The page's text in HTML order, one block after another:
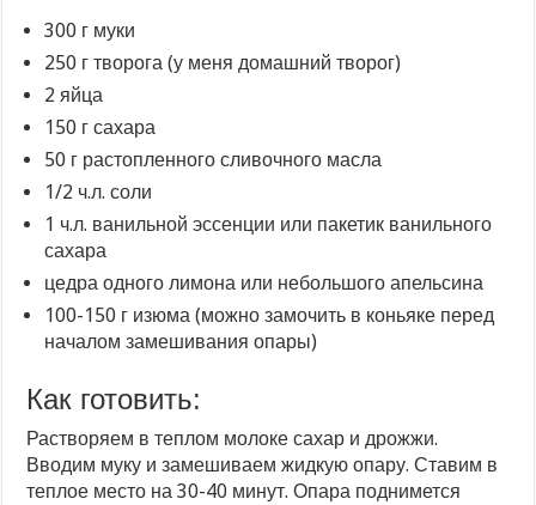
300 г муки
250 г творога (у меня домашний творог)
2 яйца
150 г сахара
50 г растопленного сливочного масла
1/2 ч.л. соли
1 ч.л. ванильной эссенции или пакетик ванильного
сахара
цедра одного лимона или небольшого апельсина
100-150 г изюма (можно замочить в коньяке перед
началом замешивания опары)
Как готовить:
Растворяем в теплом молоке сахар и дрожжи.
Вводим муку и замешиваем жидкую опару. Ставим в
теплое место на 30-40 минут. Опара поднимется